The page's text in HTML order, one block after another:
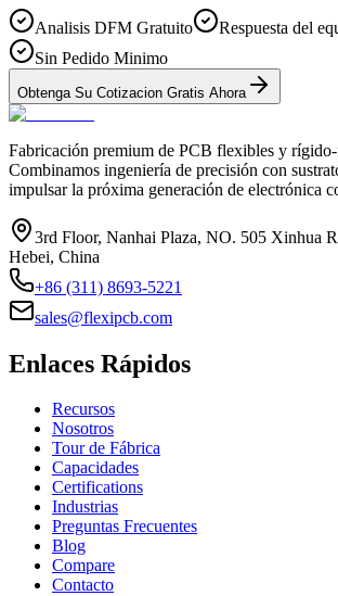
Analisis DFM Gratuito
Respuesta del
Sin Pedido Minimo
Obtenga Su Cotizacion Gratis Ahora
Fabricación premium de PCB flexibles y
Combinamos ingeniería de precisión con
impulsar la próxima generación de electrónica
3rd Floor, Nanhai Plaza, NO. 505 Xinhua
Hebei, China
+86 (311) 8693-5221
sales@flexipcb.com
Enlaces Rápidos
Recursos
Nosotros
Tour de Fábrica
Capacidades
Certifications
Industrias
Preguntas Frecuentes
Blog
Compare
Contacto